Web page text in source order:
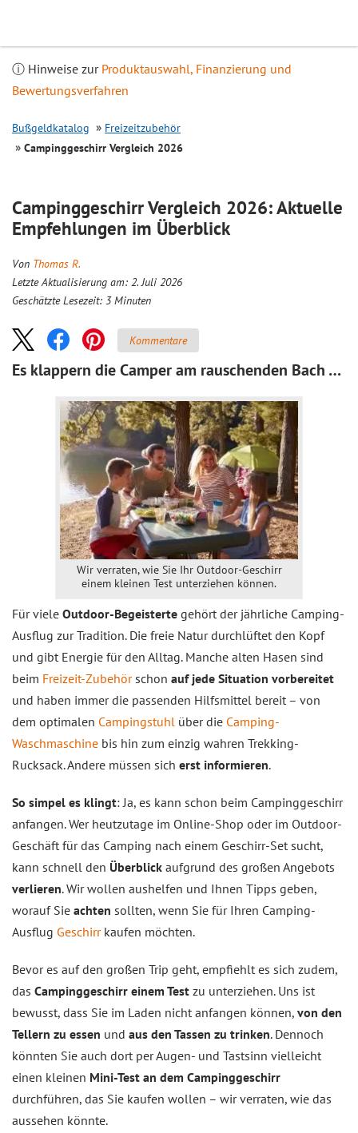
ⓘ Hinweise zur Produktauswahl, Finanzierung und
Bewertungsverfahren
Bußgeldkatalog
Freizeitzubehör
Campinggeschirr Vergleich 2026
CampinggeschirrVergleich 2026: Aktuelle
Empfehlungen im Überblick
Von Thomas R.
Letzte Aktualisierung am: 2. Juli 2026
Geschätzte Lesezeit: 3 Minuten
Kommentare
Es klappern die Camper am rauschenden Bach …
Wir verraten, wie Sie Ihr Outdoor-Geschirr
einem kleinen Test unterziehen können.
Für viele Outdoor-Begeisterte gehört der jährliche Camping-
Ausflug zur Tradition. Die freie Natur durchlüftet den Kopf
und gibt Energie für den Alltag. Manche alten Hasen sind
beim Freizeit-Zubehörschon auf jede Situation vorbereitet
und haben immer die passenden Hilfsmittel bereit – von
dem optimalen Campingstuhl über die Camping-
Waschmaschine bis hin zum einzig wahren Trekking-
Rucksack. Andere müssen sich erst informieren.
So simpel es klingt: Ja, es kann schon beim Campinggeschirr
anfangen. Wer heutzutage im Online-Shop oder im Outdoor-
Geschäft für das Camping nach einem Geschirr-Set sucht,
kann schnell den Überblick aufgrund des großen Angebots
verlieren. Wir wollen aushelfen und Ihnen Tipps geben,
worauf Sie achten sollten, wenn Sie für Ihren Camping-
Ausflug Geschirrkaufen möchten.
Bevor es auf den großen Trip geht, empfiehlt es sich zudem,
das Campinggeschirr einem Test zu unterziehen. Uns ist
bewusst, dass Sie im Laden nicht anfangen können, von den
Tellern zu essen und aus den Tassen zu trinken. Dennoch
könnten Sie auch dort per Augen- und Tastsinn vielleicht
einen kleinen Mini-Test an dem Campinggeschirr
durchführen, das Sie kaufen wollen – wir verraten, wie das
aussehen könnte.